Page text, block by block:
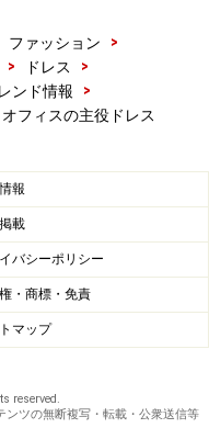
ファッション
>
> ドレス
>
ンド情報
>
フィスの主役ドレス
報
載
バシーポリシー
・商標・免責
マップ
reserved.
ツの無断複写・転載・公衆送信等